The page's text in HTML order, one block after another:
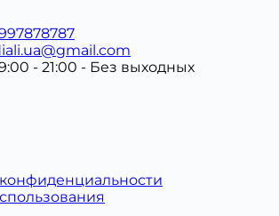
- 21:00 - Без выходных